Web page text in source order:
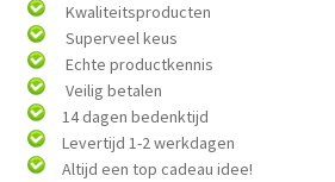
Kwaliteitsproducten
Superveel keus
Echte productkennis
Veilig betalen
14 dagen bedenktijd
Levertijd 1-2 werkdagen
Altijd een top cadeau idee!